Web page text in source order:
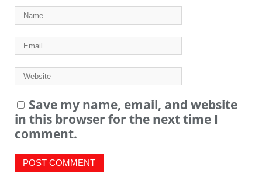
Save my name, email, and website
in this browser for the next time I
comment.